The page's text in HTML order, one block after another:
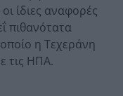
ίδιες αναφορές
πιθανότατα
η Τεχεράνη
τις ΗΠΑ.